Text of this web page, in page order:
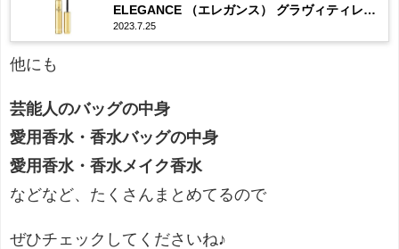
ELEGANCE （エレガンス） グラヴィティレス
マスカラ ってどんな？
2023.7.25
他にも
芸能人のバッグの中身
愛用香水・香水バッグの中身
愛用香水・香水メイク香水
などなど、たくさんまとめてるので
ぜひチェックしてくださいね♪